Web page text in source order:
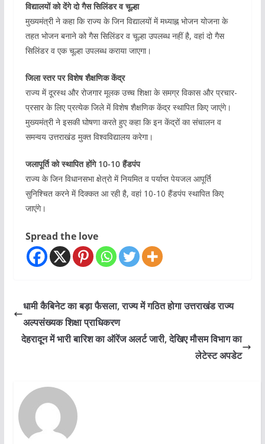
विद्यालयों को देंगे दो गैस सिलिंडर व चूल्हा
मुख्यमंत्री ने कहा कि राज्य के जिन विद्यालयों में मध्याह्न भोजन योजना के
तहत भोजन बनाने को गैस सिलिंडर व चूल्हा उपलब्ध नहीं है, वहां दो गैस
सिलिंडर व एक चूल्हा उपलब्ध कराया जाएगा।
जिला स्तर पर विशेष शैक्षणिक केंद्र
राज्य में दूरस्थ और रोजगार मूलक उच्च शिक्षा के समग्र विकास और प्रचार-
प्रसार के लिए प्रत्येक जिले में विशेष शैक्षणिक केंद्र स्थापित किए जाएंगे।
मुख्यमंत्री ने इसकी घोषणा करते हुए कहा कि इन केंद्रों का संचालन व
समन्वय उत्तराखंड मुक्त विश्वविद्यालय करेगा।
जलापूर्ति को स्थापित होंगे 10-10 हैंडपंप
राज्य के जिन विधानसभा क्षेत्रो में नियमित व पर्याप्त पेयजल आपूर्ति
सुनिश्चित करने में दिक्कत आ रही है, वहां 10-10 हैंडपंप स्थापित किए
जाएंगे।
Spread the love
धामी कैबिनेट का बड़ा फैसला, राज्‍य में गठित होगा उत्तराखंड राज्य
अल्पसंख्यक शिक्षा प्राधिकरण
देहरादून में भारी बारिश का ऑरेंज अलर्ट जारी, देखिए मौसम विभाग का
लेटेस्ट अपडेट